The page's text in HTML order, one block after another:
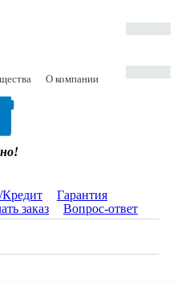
О компании
Кредит
Гарантия
заказ Вопрос-ответ